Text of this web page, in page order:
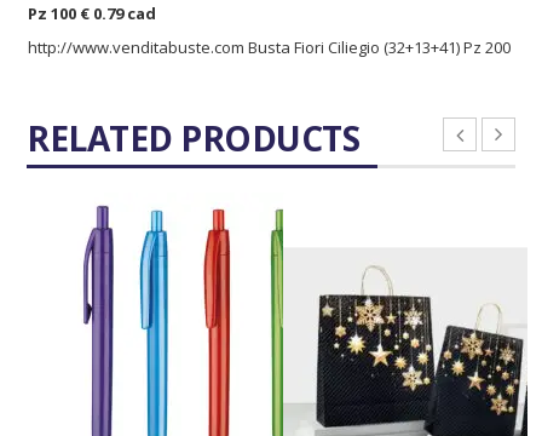
Pz 100 € 0.79 cad
http://www.venditabuste.com Busta Fiori Ciliegio (32+13+41) Pz 200
RELATED PRODUCTS